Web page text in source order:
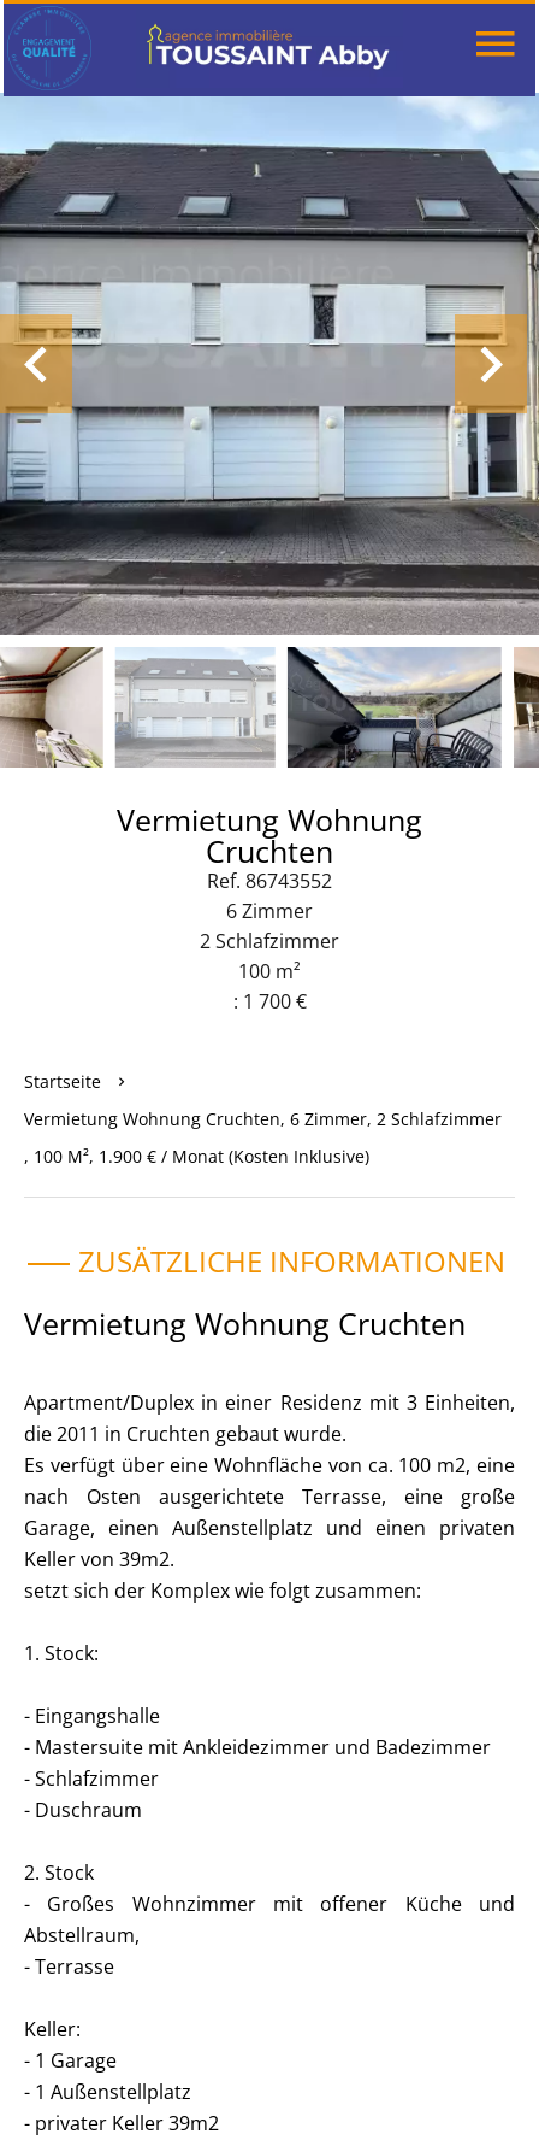
Vermietung Wohnung
Cruchten
Ref. 86743552
6 Zimmer
2 Schlafzimmer
100 m²
: 1 700 €
Startseite
Vermietung Wohnung Cruchten, 6 Zimmer, 2 Schlafzimmer
, 100 M², 1.900 € / Monat (Kosten Inklusive)
ZUSÄTZLICHE INFORMATIONEN
Vermietung Wohnung Cruchten
Apartment/Duplex in einer Residenz mit 3 Einheiten,
die 2011 in Cruchten gebaut wurde.
Es verfügt über eine Wohnfläche von ca. 100 m2, eine
nach Osten ausgerichtete Terrasse, eine große
Garage, einen Außenstellplatz und einen privaten
Keller von 39m2.
setzt sich der Komplex wie folgt zusammen:
1. Stock:
- Eingangshalle
- Mastersuite mit Ankleidezimmer und Badezimmer
- Schlafzimmer
- Duschraum
2. Stock
- Großes Wohnzimmer mit offener Küche und
Abstellraum,
- Terrasse
Keller:
- 1 Garage
- 1 Außenstellplatz
- privater Keller 39m2